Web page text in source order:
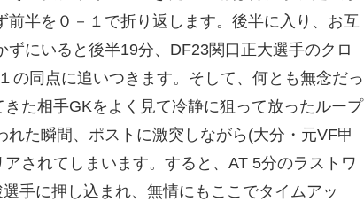
半を０－１で折り返します。後半に入り、お互
にいると後半19分、DF23関口正大選手のクロ
の同点に追いつきます。そして、何とも無念だっ
た相手GKをよく見て冷静に狙って放ったループ
た瞬間、ポストに激突しながら(大分・元VF甲
されてしまいます。すると、AT 5分のラストワ
手に押し込まれ、無情にもここでタイムアッ